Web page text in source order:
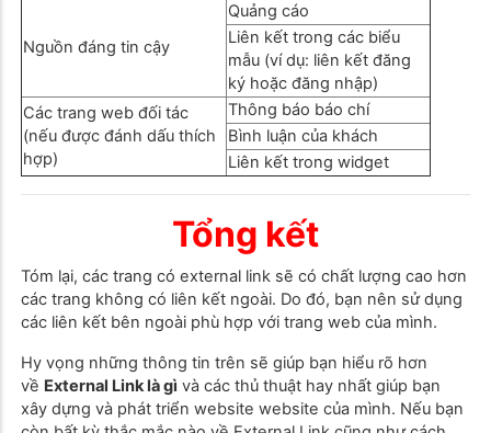
Nguồn đáng tin cậy
Quảng cáo
Liên kết trong các biểu
mẫu (ví dụ: liên kết đăng
ký hoặc đăng nhập)
Các trang web đối tác
(nếu được đánh dấu thích
hợp)
Thông báo báo chí
Bình luận của khách
Liên kết trong widget
Tổng kết
Tóm lại, các trang có external link sẽ có chất lượng cao hơn
các trang không có liên kết ngoài. Do đó, bạn nên sử dụng
các liên kết bên ngoài phù hợp với trang web của mình.
Hy vọng những thông tin trên sẽ giúp bạn hiểu rõ hơn
về External Link là gì và các thủ thuật hay nhất giúp bạn
xây dựng và phát triển website website của mình. Nếu bạn